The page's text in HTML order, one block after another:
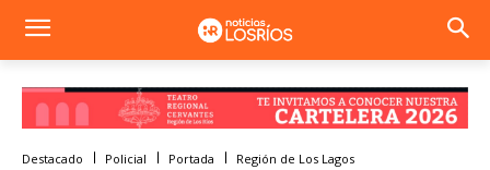
Destacado Policial Portada Región de Los Lagos